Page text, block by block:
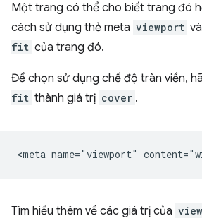
Một trang có thể cho biết trang đó
cách sử dụng thẻ meta viewport
fit của trang đó.
Để chọn sử dụng chế độ tràn viền,
fit thành giá trị cover .
Tìm hiểu thêm về các giá trị của